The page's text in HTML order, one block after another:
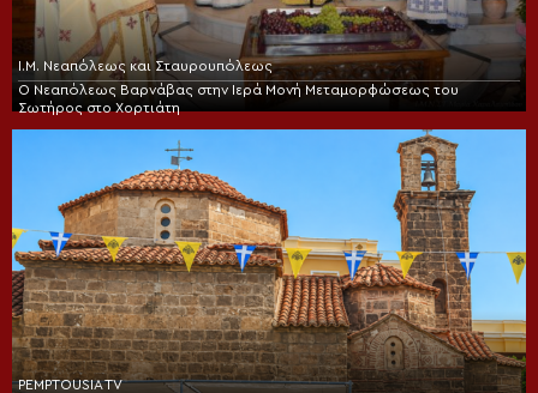
Ι.Μ. Νεαπόλεως και Σταυρουπόλεως
Ο Νεαπόλεως Βαρνάβας στην Ιερά Μονή Μεταμορφώσεως του
Σωτήρος στο Χορτιάτη
PEMPTOUSIA TV